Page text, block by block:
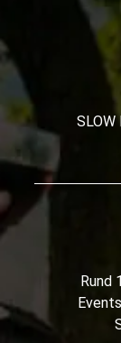
SLOW
Rund